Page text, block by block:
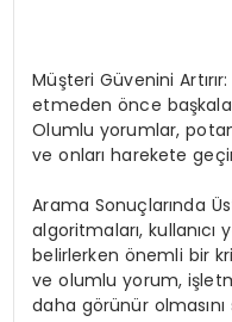
Müşteri Güvenini
etmeden önce
Olumlu yorumlar,
ve onları harekete
Arama Sonuçlarında
algoritmaları, kullanıcı
belirlerken önemli bir
ve olumlu yorum,
daha görünür olmasını